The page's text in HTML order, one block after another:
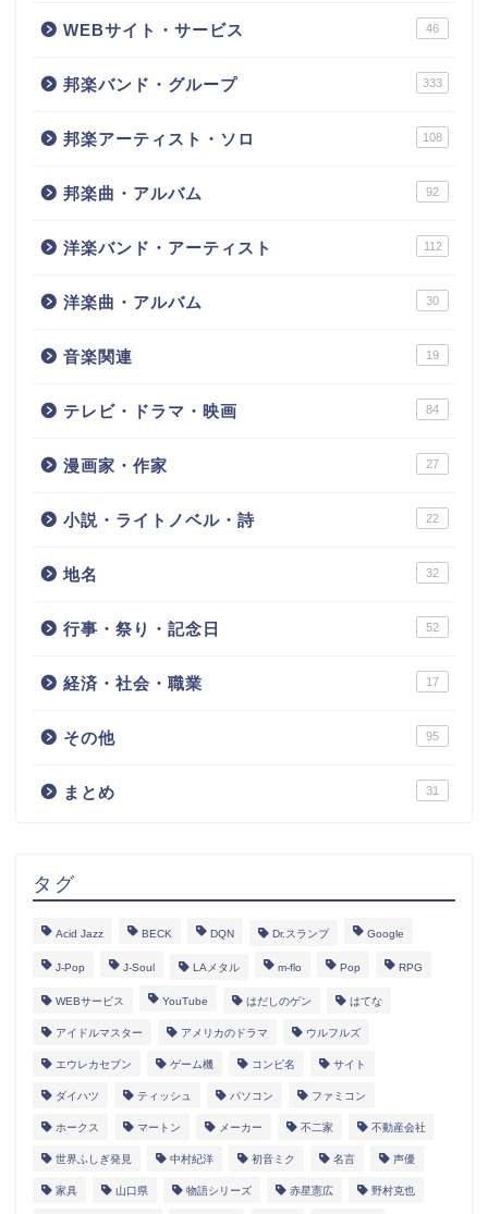
WEBサイト・サービス 46
邦楽バンド・グループ 333
邦楽アーティスト・ソロ 108
邦楽曲・アルバム 92
洋楽バンド・アーティスト 112
洋楽曲・アルバム 30
音楽関連 19
テレビ・ドラマ・映画 84
漫画家・作家 27
小説・ライトノベル・詩 22
地名 32
行事・祭り・記念日 52
経済・社会・職業 17
その他 95
まとめ 31
タグ
Acid Jazz BECK DQN Dr.スランプ Google
J-Pop J-Soul LAメタル m-flo Pop RPG
WEBサービス YouTube はだしのゲン はてな
アイドルマスター アメリカのドラマ ウルフルズ
エウレカセブン ゲーム機 コンピ名 サイト
ダイハツ ティッシュ パソコン ファミコン
ホークス マートン メーカー 不二家 不動産会社
世界ふしぎ発見 中村紀洋 初音ミク 名言 声優
家具 山口県 物語シリーズ 赤星憲広 野村克也